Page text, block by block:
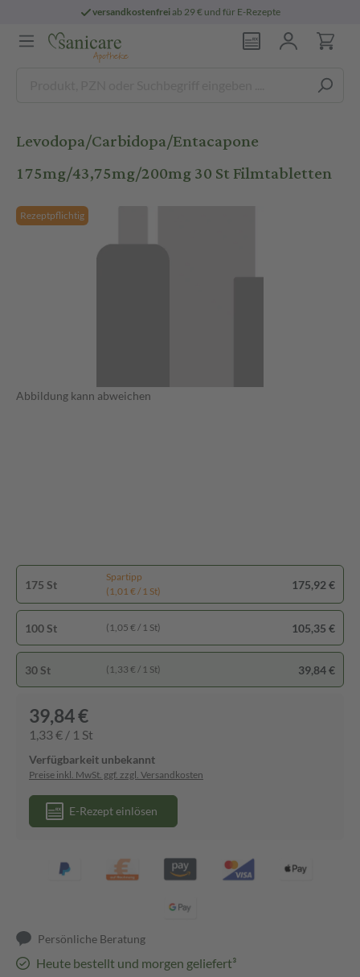
versandkostenfreiab 29 € und für E-Rezepte
Levodopa/Carbidopa/Entacapone
175mg/43,75mg/200mg 30 St Filmtabletten
Rezeptpflichtig
Abbildung kann abweichen
175 St
Spartipp
(1,01 € / 1 St)
175,92 €
100 St (1,05 € / 1 St) 105,35 €
30 St (1,33 € / 1 St) 39,84 €
39,84 €
1,33 € / 1 St
Verfügbarkeit unbekannt
Preise inkl. MwSt. ggf. zzgl. Versandkosten
E-Rezept einlösen
Persönliche Beratung
Heute bestellt und morgen geliefert³